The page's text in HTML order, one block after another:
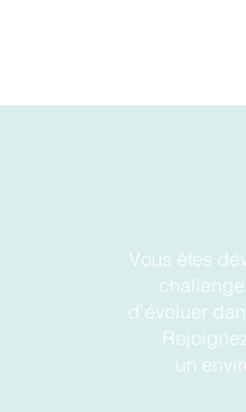
Vous êtes
d'évoluer
un